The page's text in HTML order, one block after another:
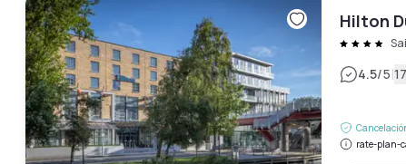
Hilton
4.5/5|
rate-plan-